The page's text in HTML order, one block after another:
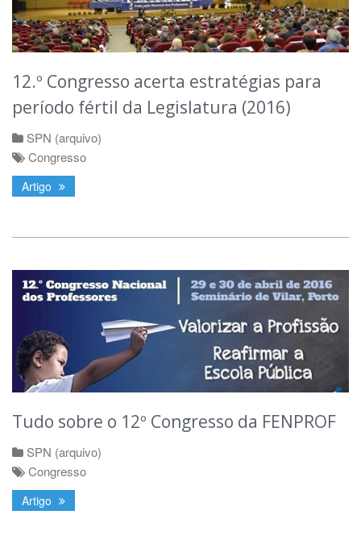
12.º Congresso acerta estratégias para
período fértil da Legislatura (2016)
SPN (arquivo)
Congresso
Artigo
Tudo sobre o 12º Congresso da FENPROF
SPN (arquivo)
Congresso
Artigo